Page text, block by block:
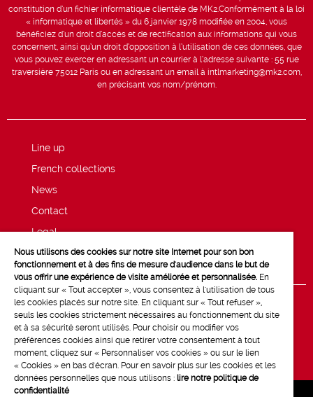
constitution d’un fichier informatique clientèle de MK2.Conformément à la loi
« informatique et libertés » du 6 janvier 1978 modifiée en 2004, vous
bénéficiez d’un droit d’accès et de rectification aux informations qui vous
concernent, ainsi qu’un droit d’opposition à l’utilisation de ces données, que
vous pouvez exercer en adressant un courrier à l’adresse suivante : 55 rue
traversière 75012 Paris ou en adressant un email à intlmarketing@mk2.com,
en précisant vos nom/prénom.
Line up
French collections
News
Contact
Legal
Privacy and cookie policy
Nous utilisons des cookies sur notre site Internet pour son bon
fonctionnement et à des fins de mesure d'audience dans le but de
vous offrir une expérience de visite améliorée et personnalisée. En
cliquant sur « Tout accepter », vous consentez à l'utilisation de tous
les cookies placés sur notre site. En cliquant sur « Tout refuser »,
seuls les cookies strictement nécessaires au fonctionnement du site
et à sa sécurité seront utilisés. Pour choisir ou modifier vos
préférences cookies ainsi que retirer votre consentement à tout
moment, cliquez sur « Personnaliser vos cookies » ou sur le lien
« Cookies » en bas d'écran. Pour en savoir plus sur les cookies et les
données personnelles que nous utilisons : lire notre politique de
confidentialité